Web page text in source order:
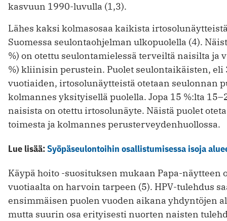
kasvuun 1990-luvulla (1,3).
Lähes kaksi kolmasosaa kaikista
Suomessa seulontaohjelman ulkopuolella (4).
%) on otettu seulontamielessä terveiltä naisilta ja
%) kliinisin perustein. Puolet seulontaikäisten, eli
vuotiaiden, irtosolunäytteistä otetaan seulonnan
kolmannes yksityisellä puolella. Jopa 15 %:lta
naisista on otettu irtosolunäyte. Näistä puolet
toimesta ja kolmannes perusterveydenhuollossa.
Lue lisää:Syöpäseulontoihin osallistumisessa isoja
Käypä hoito -suosituksen mukaan Papa-näytteen
vuotiaalta on harvoin tarpeen (5). HPV-tulehdus
ensimmäisen puolen vuoden aikana yhdyntöjen
mutta suurin osa erityisesti nuorten naisten